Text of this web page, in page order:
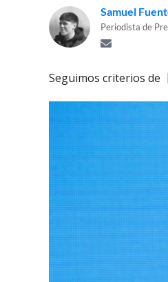
Samuel
Periodista de
Seguimos criterios de